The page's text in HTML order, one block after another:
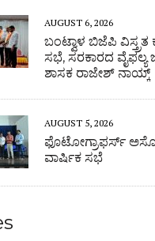
AUGUST 6, 2026
ಬಂಟ್ವಾಳ ಬಿಜೆಪಿ
ಸಭೆ, ಸರಕಾರದ ವೈಫಲ್ಯ
ಶಾಸಕ ರಾಜೇಶ್ ನಾಯ್ಕ್
AUGUST 5, 2026
ಫೊಟೋಗ್ರಾಫರ್ಸ್
ವಾರ್ಷಿಕ ಸಭೆ